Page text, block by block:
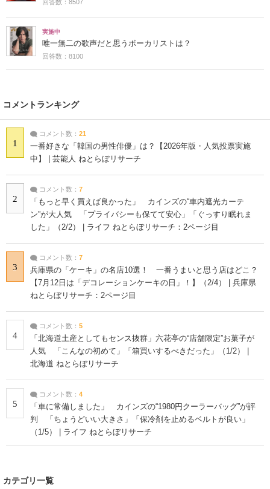
回答数：8507
実施中
唯一無二の歌声だと思うボーカリストは？
回答数：8100
コメントランキング
1
コメント数： 21
一番好きな「韓国の男性俳優」は？【2026年版・人気投票実施
中】 | 芸能人 ねとらぼリサーチ
2
コメント数： 7
「もっと早く買えば良かった」 カインズの“車内遮光カーテ
ン”が大人気 「プライバシーも保てて安心」「ぐっすり眠れま
した」（2/2） | ライフ ねとらぼリサーチ：2ページ目
3
コメント数： 7
兵庫県の「ケーキ」の名店10選！ 一番うまいと思う店はどこ？
【7月12日は「デコレーションケーキの日」！】（2/4） | 兵庫県
ねとらぼリサーチ：2ページ目
4
コメント数： 5
「北海道土産としてもセンス抜群」六花亭の“店舗限定”お菓子が
人気 「こんなの初めて」「箱買いするべきだった」（1/2） |
北海道 ねとらぼリサーチ
5
コメント数： 4
「車に常備しました」 カインズの“1980円クーラーバッグ”が評
判 「ちょうどいい大きさ」「保冷剤を止めるベルトが良い」
（1/5） | ライフ ねとらぼリサーチ
カテゴリ一覧